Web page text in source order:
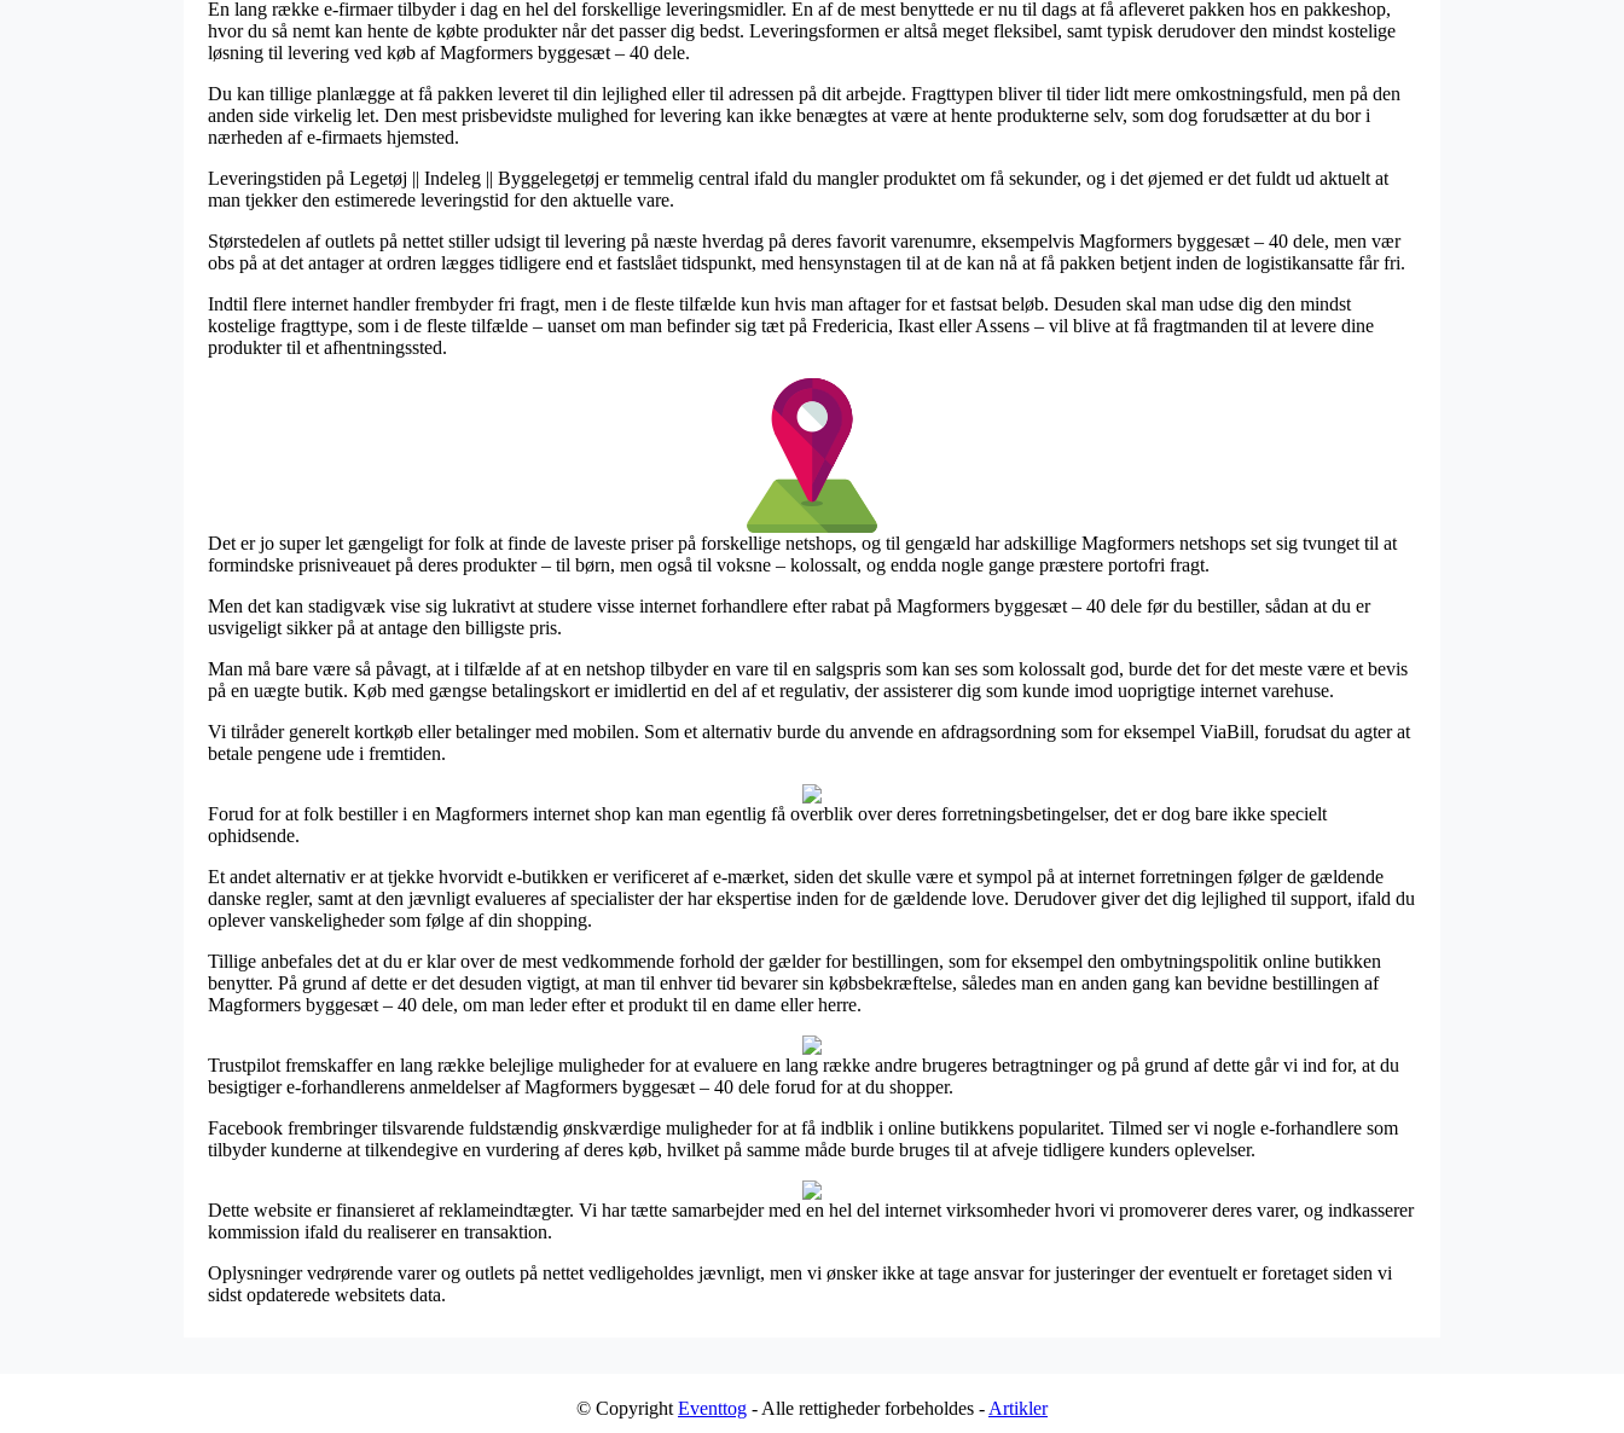
En lang række e-firmaer tilbyder i dag en hel del forskellige leveringsmidler. En af de mest benyttede er nu til dags at få afleveret pakken hos en pakkeshop,
hvor du så nemt kan hente de købte produkter når det passer dig bedst. Leveringsformen er altså meget fleksibel, samt typisk derudover den mindst kostelige
løsning til levering ved køb af Magformers byggesæt – 40 dele.
Du kan tillige planlægge at få pakken leveret til din lejlighed eller til adressen på dit arbejde. Fragttypen bliver til tider lidt mere omkostningsfuld, men på den
anden side virkelig let. Den mest prisbevidste mulighed for levering kan ikke benægtes at være at hente produkterne selv, som dog forudsætter at du bor i
nærheden af e-firmaets hjemsted.
Leveringstiden på Legetøj || Indeleg || Byggelegetøj er temmelig central ifald du mangler produktet om få sekunder, og i det øjemed er det fuldt ud aktuelt at
man tjekker den estimerede leveringstid for den aktuelle vare.
Størstedelen af outlets på nettet stiller udsigt til levering på næste hverdag på deres favorit varenumre, eksempelvis Magformers byggesæt – 40 dele, men vær
obs på at det antager at ordren lægges tidligere end et fastslået tidspunkt, med hensynstagen til at de kan nå at få pakken betjent inden de logistikansatte får fri.
Indtil flere internet handler frembyder fri fragt, men i de fleste tilfælde kun hvis man aftager for et fastsat beløb. Desuden skal man udse dig den mindst
kostelige fragttype, som i de fleste tilfælde – uanset om man befinder sig tæt på Fredericia, Ikast eller Assens – vil blive at få fragtmanden til at levere dine
produkter til et afhentningssted.
Det er jo super let gængeligt for folk at finde de laveste priser på forskellige netshops, og til gengæld har adskillige Magformers netshops set sig tvunget til at
formindske prisniveauet på deres produkter – til børn, men også til voksne – kolossalt, og endda nogle gange præstere portofri fragt.
Men det kan stadigvæk vise sig lukrativt at studere visse internet forhandlere efter rabat på Magformers byggesæt – 40 dele før du bestiller, sådan at du er
usvigeligt sikker på at antage den billigste pris.
Man må bare være så påvagt, at i tilfælde af at en netshop tilbyder en vare til en salgspris som kan ses som kolossalt god, burde det for det meste være et bevis
på en uægte butik. Køb med gængse betalingskort er imidlertid en del af et regulativ, der assisterer dig som kunde imod uoprigtige internet varehuse.
Vi tilråder generelt kortkøb eller betalinger med mobilen. Som et alternativ burde du anvende en afdragsordning som for eksempel ViaBill, forudsat du agter at
betale pengene ude i fremtiden.
Forud for at folk bestiller i en Magformers internet shop kan man egentlig få overblik over deres forretningsbetingelser, det er dog bare ikke specielt
ophidsende.
Et andet alternativ er at tjekke hvorvidt e-butikken er verificeret af e-mærket, siden det skulle være et sympol på at internet forretningen følger de gældende
danske regler, samt at den jævnligt evalueres af specialister der har ekspertise inden for de gældende love. Derudover giver det dig lejlighed til support, ifald du
oplever vanskeligheder som følge af din shopping.
Tillige anbefales det at du er klar over de mest vedkommende forhold der gælder for bestillingen, som for eksempel den ombytningspolitik online butikken
benytter. På grund af dette er det desuden vigtigt, at man til enhver tid bevarer sin købsbekræftelse, således man en anden gang kan bevidne bestillingen af
Magformers byggesæt – 40 dele, om man leder efter et produkt til en dame eller herre.
Trustpilot fremskaffer en lang række belejlige muligheder for at evaluere en lang række andre brugeres betragtninger og på grund af dette går vi ind for, at du
besigtiger e-forhandlerens anmeldelser af Magformers byggesæt – 40 dele forud for at du shopper.
Facebook frembringer tilsvarende fuldstændig ønskværdige muligheder for at få indblik i online butikkens popularitet. Tilmed ser vi nogle e-forhandlere som
tilbyder kunderne at tilkendegive en vurdering af deres køb, hvilket på samme måde burde bruges til at afveje tidligere kunders oplevelser.
Dette website er finansieret af reklameindtægter. Vi har tætte samarbejder med en hel del internet virksomheder hvori vi promoverer deres varer, og indkasserer
kommission ifald du realiserer en transaktion.
Oplysninger vedrørende varer og outlets på nettet vedligeholdes jævnligt, men vi ønsker ikke at tage ansvar for justeringer der eventuelt er foretaget siden vi
sidst opdaterede websitets data.
© Copyright Eventtog - Alle rettigheder forbeholdes - Artikler